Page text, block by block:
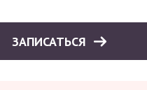
ЗАПИСАТЬСЯ